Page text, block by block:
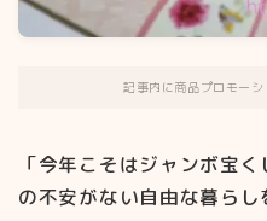
記事内に商品プロモー
「今年こそはジャンボ宝
の不安がない自由な暮らし